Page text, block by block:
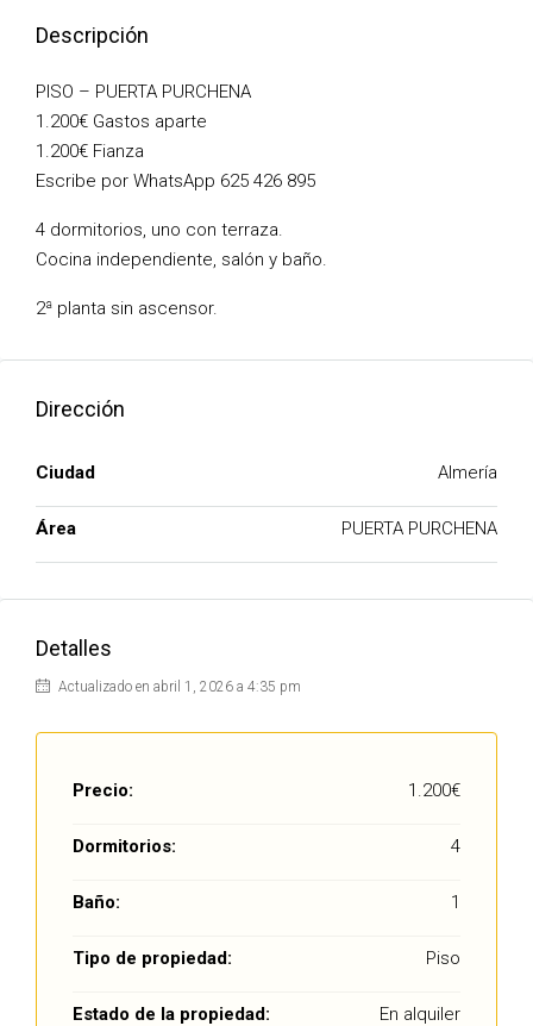
Descripción
PISO – PUERTA PURCHENA
1.200€ Gastos aparte
1.200€ Fianza
Escribe por WhatsApp 625 426 895
4 dormitorios, uno con terraza.
Cocina independiente, salón y baño.
2ª planta sin ascensor.
Dirección
Ciudad Almería
Área PUERTA PURCHENA
Detalles
Actualizado en abril 1, 2026 a 4:35 pm
Precio: 1.200€
Dormitorios: 4
Baño: 1
Tipo de propiedad: Piso
Estado de la propiedad: En alquiler